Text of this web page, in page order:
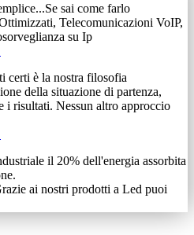
sai come farlo
Telecomunicazioni VoIP,
su Ip
certi è la nostra filosofia
della situazione di partenza,
i risultati. Nessun altro approccio
il 20% dell'energia assorbita
ai nostri prodotti a Led puoi